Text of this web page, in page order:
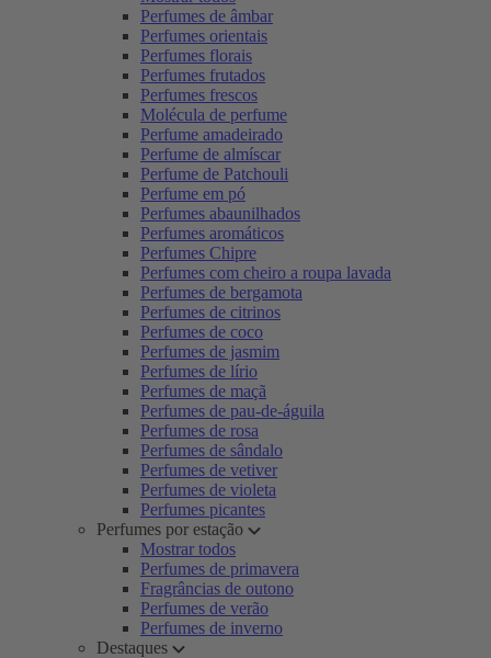
Perfumes de âmbar
Perfumes orientais
Perfumes florais
Perfumes frutados
Perfumes frescos
Molécula de perfume
Perfume amadeirado
Perfume de almíscar
Perfume de Patchouli
Perfume em pó
Perfumes abaunilhados
Perfumes aromáticos
Perfumes Chipre
Perfumes com cheiro a roupa lavada
Perfumes de bergamota
Perfumes de citrinos
Perfumes de coco
Perfumes de jasmim
Perfumes de lírio
Perfumes de maçã
Perfumes de pau-de-águila
Perfumes de rosa
Perfumes de sândalo
Perfumes de vetiver
Perfumes de violeta
Perfumes picantes
Perfumes por estação
Mostrar todos
Perfumes de primavera
Fragrâncias de outono
Perfumes de verão
Perfumes de inverno
Destaques